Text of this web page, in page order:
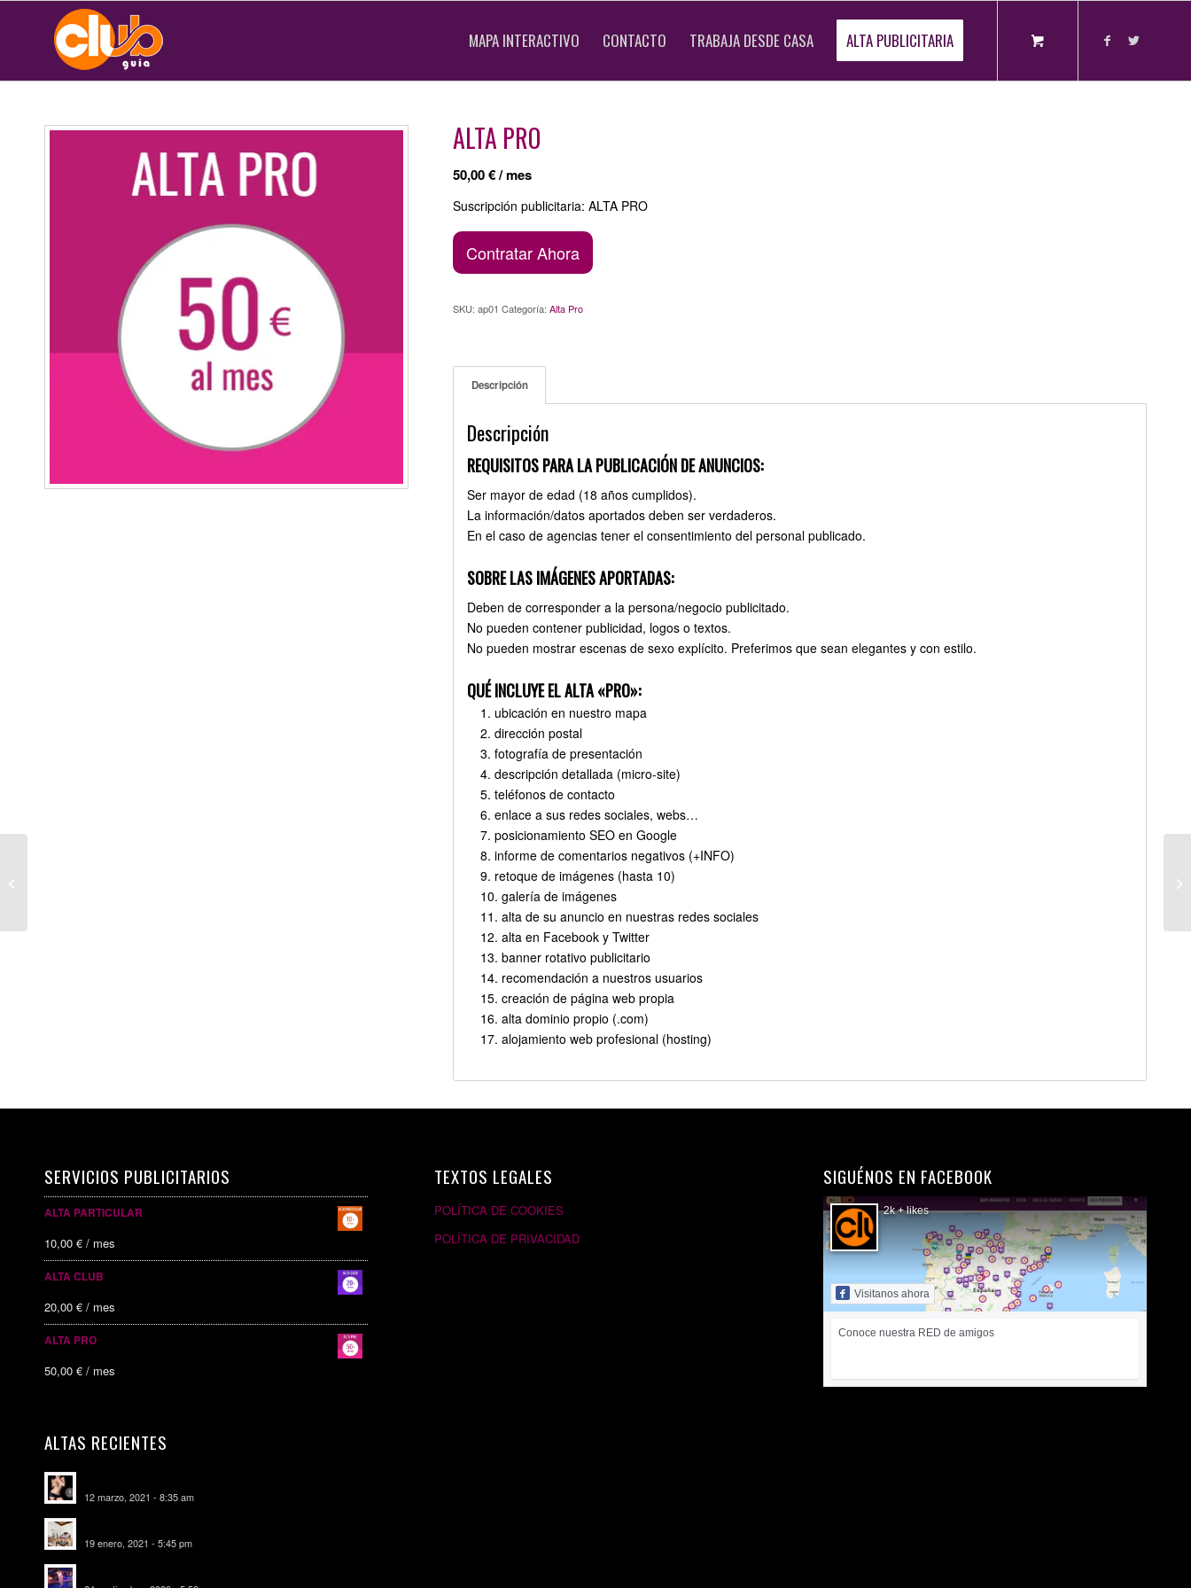
MAPA INTERACTIVO CONTACTO TRABAJA DESDE CASA ALTA PUBLICITARIA
ALTA PRO
50,00€ / mes
Suscripción publicitaria: ALTA PRO
Contratar Ahora
SKU: ap01 Categoría: Alta Pro
Descripción
Descripción
REQUISITOS PARA LA PUBLICACIÓN DE ANUNCIOS:
Ser mayor de edad (18 años cumplidos).
La información/datos aportados deben ser verdaderos.
En el caso de agencias tener el consentimiento del personal publicado.
SOBRE LAS IMÁGENES APORTADAS:
Deben de corresponder a la persona/negocio publicitado.
No pueden contener publicidad, logos o textos.
No pueden mostrar escenas de sexo explícito. Preferimos que sean elegantes y con estilo.
QUÉ INCLUYE EL ALTA «PRO»:
ubicación en nuestro mapa
dirección postal
fotografía de presentación
descripción detallada (micro-site)
teléfonos de contacto
enlace a sus redes sociales, webs…
posicionamiento SEO en Google
informe de comentarios negativos (+INFO)
retoque de imágenes (hasta 10)
galería de imágenes
alta de su anuncio en nuestras redes sociales
alta en Facebook y Twitter
banner rotativo publicitario
recomendación a nuestros usuarios
creación de página web propia
alta dominio propio (.com)
alojamiento web profesional (hosting)
SERVICIOS PUBLICITARIOS
ALTA PARTICULAR
10,00 € / mes
ALTA CLUB
20,00 € / mes
ALTA PRO
50,00 € / mes
ALTAS RECIENTES
12 marzo, 2021 - 8:35 am
19 enero, 2021 - 5:45 pm
TEXTOS LEGALES
POLÍTICA DE COOKIES
POLÍTICA DE PRIVACIDAD
SIGUÉNOS EN FACEBOOK
2k + likes
Visitanos ahora
Conoce nuestra RED de amigos